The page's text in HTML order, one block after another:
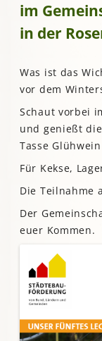
im
in der
Was ist das
vor dem
Schaut vorbei
und genießt
Tasse
Für Kekse,
Die Teilnahme
Der
euer Kommen.